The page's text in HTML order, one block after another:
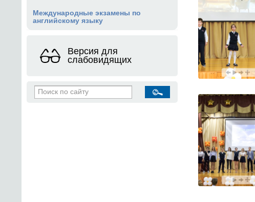
Международные экзамены по
английскому языку
Версия для
слабовидящих